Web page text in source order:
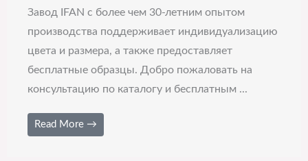
Завод IFAN с более чем 30-летним опытом
производства поддерживает индивидуализацию
цвета и размера, а также предоставляет
бесплатные образцы. Добро пожаловать на
консультацию по каталогу и бесплатным ...
Read More →